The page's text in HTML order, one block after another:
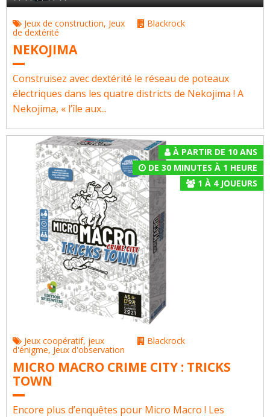
Jeux de construction, Jeux
de dextérité
Blackrock
NEKOJIMA
Construisez avec dextérité le réseau de poteaux
électriques dans les quatre districts de Nekojima ! A
Nekojima, « l’île aux...
À PARTIR DE 10 ANS
DE 30 MINUTES À 1 HEURE
1 À 4JOUEURS
Jeux coopératif, jeux
d'énigme, Jeux d'observation
Blackrock
MICRO MACRO CRIME CITY : TRICKS
TOWN
Encore plus d’enquêtes pour Micro Macro ! Les